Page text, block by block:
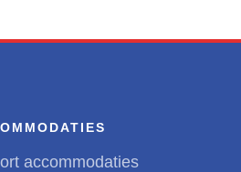
accommodaties